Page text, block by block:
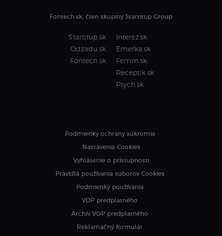
Fontech.sk, člen skupiny Startitup Group
Startitup.sk
Odzadu.sk
Fontech.sk
Interez.sk
Emefka.sk
Femm.sk
Receptik.sk
Psych.sk
Podmienky ochrany súkromia
Nastavenia Cookies
Vyhlásenie o prístupnosti
Pravidlá používania súborov Cookies
Podmienky používania
VOP predplatného
Archív VOP predplatného
Reklamačný formulár